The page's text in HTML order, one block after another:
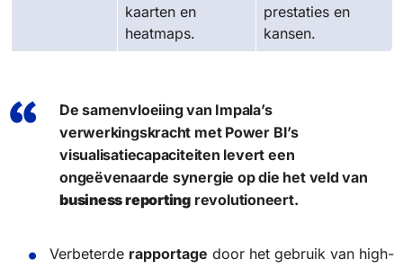
kaarten en
heatmaps.
prestaties en
kansen.
De samenvloeiing van Impala’s
verwerkingskracht met Power BI’s
visualisatiecapaciteiten levert een
ongeëvenaarde synergie op die het veld van
business reporting revolutioneert.
Verbeterde rapportage door het gebruik van high-